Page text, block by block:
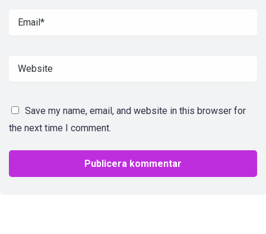
Save my name, email, and website in this browser for
the next time I comment.